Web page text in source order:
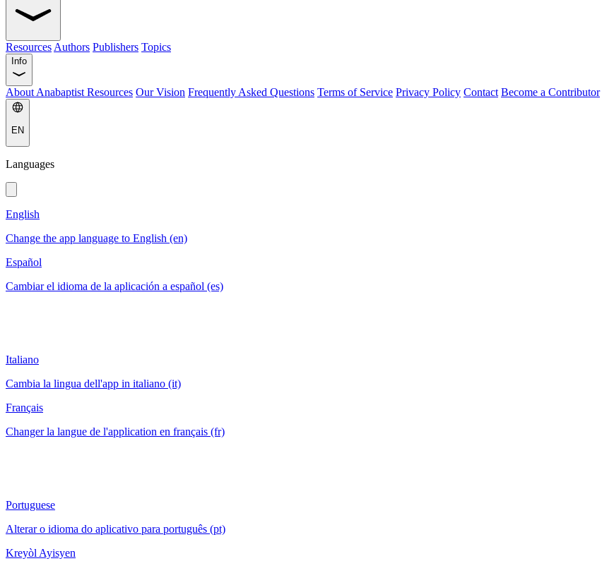
Resources Authors Publishers Topics
Info
About Anabaptist Resources Our Vision Frequently Asked Questions Terms of Service Privacy Policy Contact Become a Contributor
EN
Languages
English
Change the app language to English (en)
Español
Cambiar el idioma de la aplicación a español (es)
Italiano
Cambia la lingua dell'app in italiano (it)
Français
Changer la langue de l'application en français (fr)
Portuguese
Alterar o idioma do aplicativo para português (pt)
Kreyòl Ayisyen